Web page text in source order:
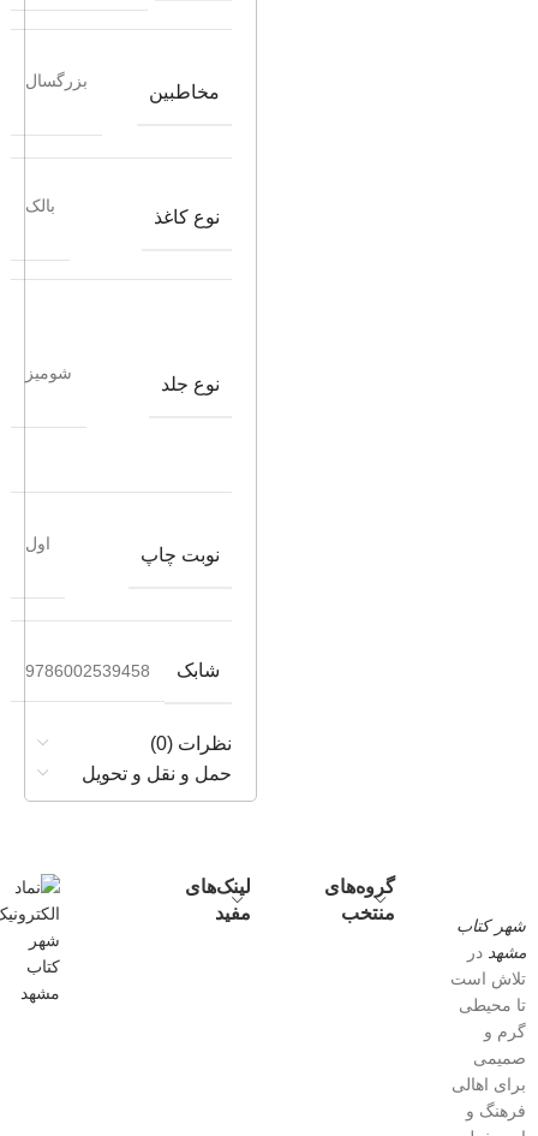
مخاطبین
بزرگسال
نوع کاغذ
بالک
نوع جلد
شومیز
نوبت چاپ
اول
شابک 9786002539458
نظرات (0)
حمل و نقل و تحویل
شهر کتاب
مشهد در
تلاش است
تا محیطی
گرم و
صمیمی
برای اهالی
فرهنگ و
گروه‌های
منتخب
لینک‌های
مفید